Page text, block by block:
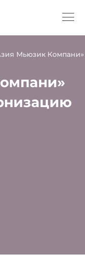
Мьюзик Компани»